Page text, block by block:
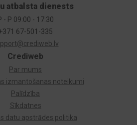
Crediweb
Par mums
izmantošanas noteikumi
Palīdzība
Sīkdatnes
datu apstrādes politika
atbalsta dienests
- P 09:00 - 17:30
67-501-335